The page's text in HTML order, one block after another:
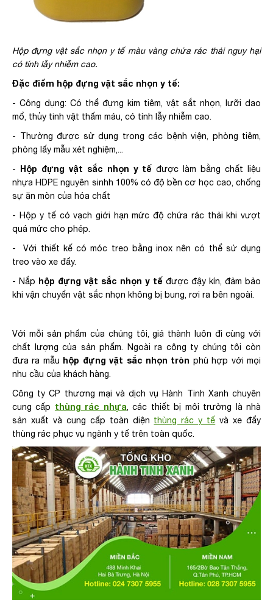
Hộp đựng vật sắc nhọn y tế màu vàng chứa rác thải nguy hại
có tính lẫy nhiễm cao.
Đặc điểm hộp đựng vật sắc nhọn y tế:
- Công dụng: Có thể đựng kim tiêm, vật sắt nhọn, lưỡi dao
mổ, thủy tinh vật thấm máu, có tính lẫy nhiễm cao.
- Thường được sử dụng trong các bệnh viện, phòng tiêm,
phòng lấy mẫu xét nghiệm,...
- Hộp đựng vật sắc nhọn y tế được làm bằng chất liệu
nhựa HDPE nguyên sinhh 100% có độ bền cơ học cao, chống
sự ăn mòn của hóa chất
- Hộp y tế có vạch giới hạn mức độ chứa rác thải khi vượt
quá mức cho phép.
- Với thiết kế có móc treo bằng inox nên có thể sử dụng
treo vào xe đẩy.
- Nắp hộp đựng vật sắc nhọn y tế được đậy kín, đảm bảo
khi vận chuyển vật sắc nhọn không bị bung, rơi ra bên ngoài.
Với mỗi sản phẩm của chúng tôi, giá thành luôn đi cùng với
chất lượng của sản phẩm. Ngoài ra công ty chúng tôi còn
đưa ra mẫu hộp đựng vật sắc nhọn tròn phù hợp với mọi
nhu cầu của khách hàng.
Công ty CP thương mại và dịch vụ Hành Tinh Xanh chuyên
cung cấp thùng rác nhựa, các thiết bị môi trường là nhà
sản xuất và cung cấp toàn diện thùng rác y tế và xe đẩy
thùng rác phục vụ ngành y tế trên toàn quốc.